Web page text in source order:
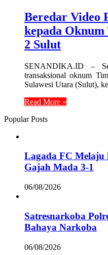
Beredar Video
kepada
2 Sulut
SENANDIKA.ID –
transaksional oknum
Sulawesi Utara (Sulut),
Read More »
Popular Posts
Lagada FC Melaju
Gajah Mada 3-1
06/08/2026
Satresnarkoba
Bahaya Narkoba
06/08/2026